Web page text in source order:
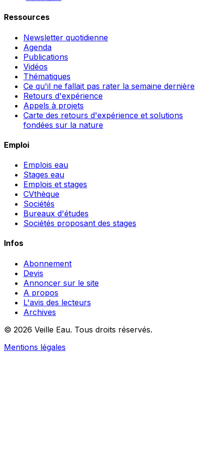
Ressources
Newsletter quotidienne
Agenda
Publications
Vidéos
Thématiques
Ce qu'il ne fallait pas rater la semaine dernière
Retours d'expérience
Appels à projets
Carte des retours d'expérience et solutions
fondées sur la nature
Emploi
Emplois eau
Stages eau
Emplois et stages
CVthèque
Sociétés
Bureaux d'études
Sociétés proposant des stages
Infos
Abonnement
Devis
Annoncer sur le site
A propos
L'avis des lecteurs
Archives
© 2026 Veille Eau. Tous droits réservés.
Mentions légales